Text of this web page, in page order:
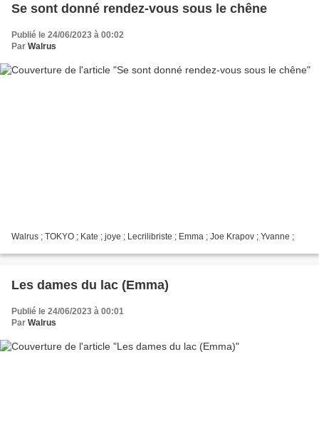
Se sont donné rendez-vous sous le chêne
Publié le 24/06/2023 à 00:02
Par Walrus
Walrus ; TOKYO ; Kate ; joye ; Lecrilibriste ; Emma ; Joe Krapov ; Yvanne ;
Les dames du lac (Emma)
Publié le 24/06/2023 à 00:01
Par Walrus